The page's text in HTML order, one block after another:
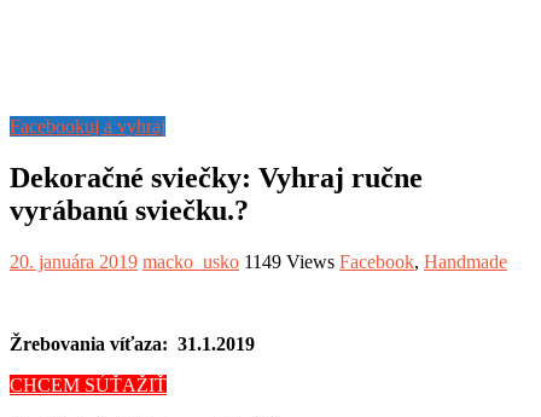
Facebookuj a vyhraj
Dekoračné sviečky: Vyhraj ručne
vyrábanú sviečku.?
20. januára 2019 macko_usko 1149 Views Facebook, Handmade
Žrebovania víťaza: 31.1.2019
CHCEM SÚŤAŽIŤ